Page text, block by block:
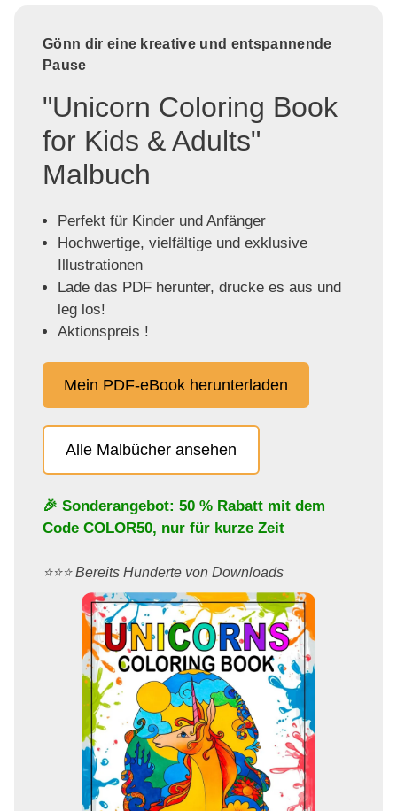
Gönn dir eine kreative und entspannende
Pause
"Unicorn Coloring Book
for Kids & Adults"
Malbuch
Perfekt für Kinder und Anfänger
Hochwertige, vielfältige und exklusive
Illustrationen
Lade das PDF herunter, drucke es aus und
leg los!
Aktionspreis !
Mein PDF-eBook herunterladen
Alle Malbücher ansehen
🎉 Sonderangebot: 50 % Rabatt mit dem
Code COLOR50, nur für kurze Zeit
⭐️⭐️⭐️ Bereits Hunderte von Downloads